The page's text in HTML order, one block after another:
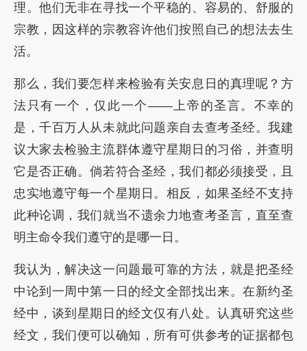
理。他们无非在寻找一个平稳的、容易的、舒服的
宗教，因这样的宗教容许他们按照自己的想法去生
活。
那么，我们要怎样来检验有关安息日的真理呢？方
法只有一个，仅此一个——上帝的圣言。不幸的
是，千百万人从未就此问题亲自去查考圣经。我建
议大家去检验主流群体遵守星期日的习俗，并查明
它是否正确。倘若符合圣经，我们都必须接受，且
忠实地遵守每一个星期日。相反，如果圣经不支持
此种论调，我们就当不遗余力地查考圣言，直至查
明主命令我们遵守的是哪一日。
我认为，解决这一问题最可靠的方法，就是把圣经
中论到一周中第一日的经文全部找出来。在新约圣
经中，谈到星期日的经文仅有八处。认真研究这些
经文，我们便可以确知，所有可供参考的证据都包